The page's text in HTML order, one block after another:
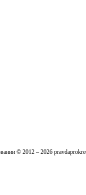
© 2012 – 2026